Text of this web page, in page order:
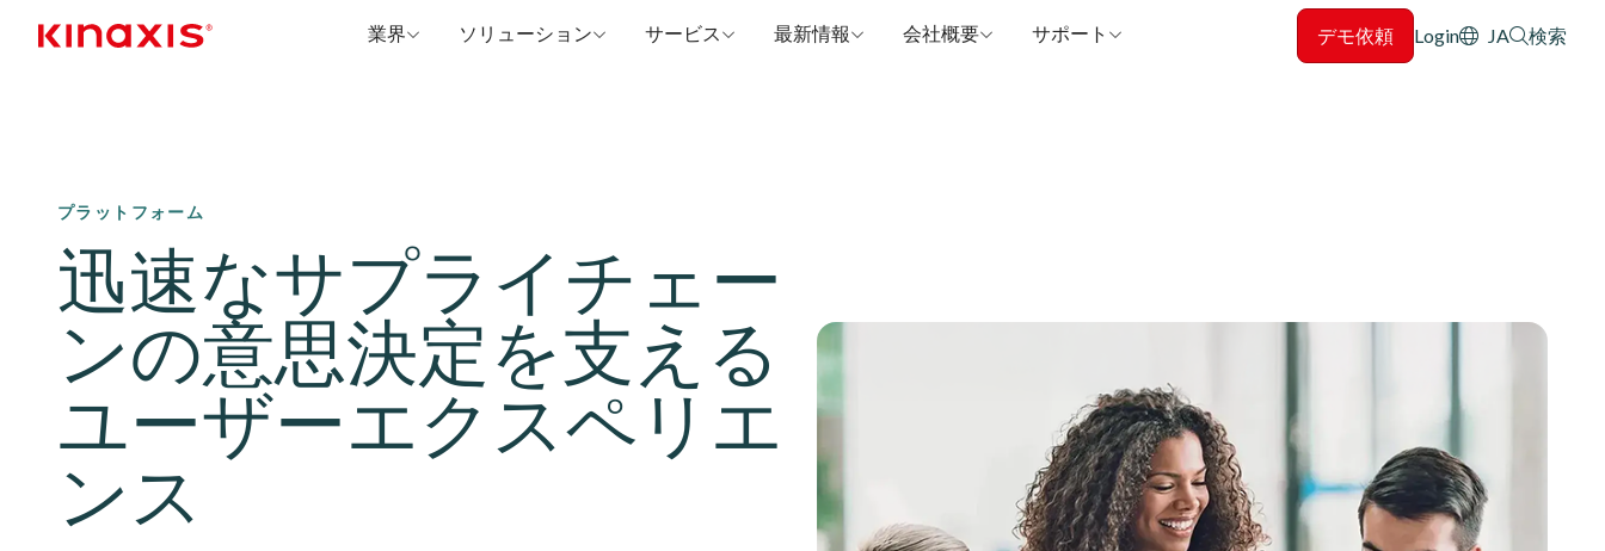
業界 ソリューション サービス 最新情報 会社概要 サポート Header: Utility
デモ依頼 Login JA 検索
プラットフォーム
迅速なサプライチェー
ンの意思決定を支える
ユーザーエクスペリエ
ンス
画像